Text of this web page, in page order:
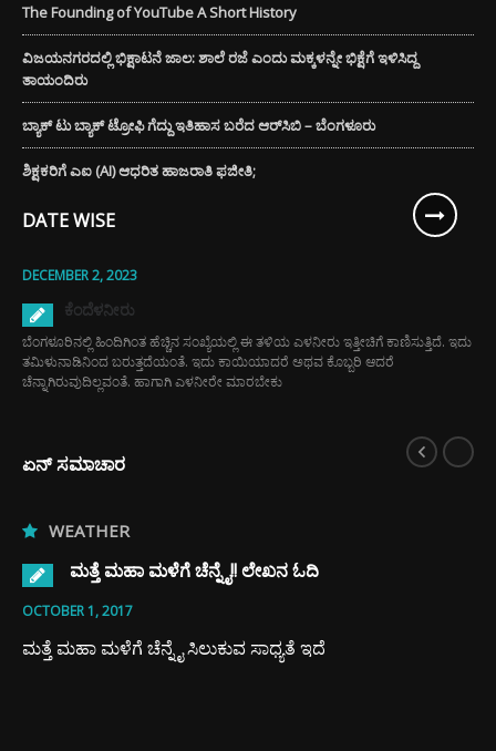
The Founding of YouTube A Short History
ವಿಜಯನಗರದಲ್ಲಿ ಭಿಕ್ಷಾಟನೆ ಜಾಲ: ಶಾಲೆ ರಜೆ ಎಂದು ಮಕ್ಕಳನ್ನೇ ಭಿಕ್ಷೆಗೆ ಇಳಿಸಿದ್ದ
ತಾಯಂದಿರು
ಬ್ಯಾಕ್ ಟು ಬ್ಯಾಕ್ ಟ್ರೋಫಿ ಗೆದ್ದು ಇತಿಹಾಸ ಬರೆದ ಆರ್‌ಸಿಬಿ – ಬೆಂಗಳೂರು
ಶಿಕ್ಷಕರಿಗೆ ಎಐ (AI) ಆಧರಿತ ಹಾಜರಾತಿ ಫಜೀತಿ;
DATE WISE
DECEMBER 2, 2023
ಕೆಂದೆಳನೀರು
ಬೆಂಗಳೂರಿನಲ್ಲಿ ಹಿಂದಿಗಿಂತ ಹೆಚ್ಚಿನ ಸಂಖ್ಯೆಯಲ್ಲಿ ಈ ತಳಿಯ ಎಳನೀರು ಇತ್ತೀಚಿಗೆ ಕಾಣಿಸುತ್ತಿದೆ. ಇದು
ತಮಿಳುನಾಡಿನಿಂದ ಬರುತ್ತದೆಯಂತೆ. ಇದು ಕಾಯಿಯಾದರೆ ಅಥವ ಕೊಬ್ಬರಿ ಆದರೆ
ಚೆನ್ನಾಗಿರುವುದಿಲ್ಲವಂತೆ. ಹಾಗಾಗಿ ಎಳನೀರೇ ಮಾರಬೇಕು
ಏನ್ ಸಮಾಚಾರ
WEATHER
ಮತ್ತೆ ಮಹಾ ಮಳೆಗೆ ಚೆನ್ನೈ!! ಲೇಖನ ಓದಿ
OCTOBER 1, 2017
ಮತ್ತೆ ಮಹಾ ಮಳೆಗೆ ಚೆನ್ನೈ ಸಿಲುಕುವ ಸಾಧ್ಯತೆ ಇದೆ